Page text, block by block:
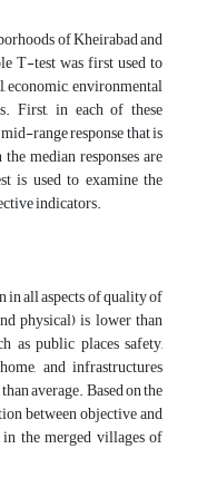
of Kheirabad and
T-test was first used to
environmental
First, in each of these
range response that is
median responses are
is used to examine the
indicators.
in all aspects of quality of
physical) is lower than
as public places safety,
and infrastructures
average. Based on the
between objective and
the merged villages of